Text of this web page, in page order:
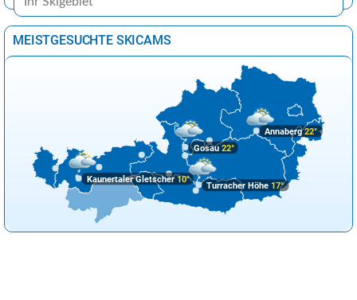
MEISTGESUCHTE SKICAMS
Gosau22°
Annaberg22°
Turracher Höhe 17°
Kaunertaler Gletscher10°